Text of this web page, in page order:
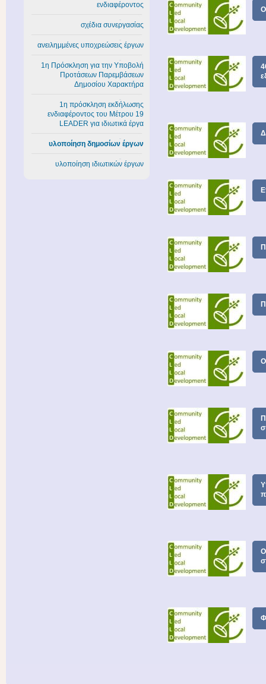
ενδιαφέροντος
σχέδια συνεργασίας
ανειλημμένες υποχρεώσεις έργων
1η Πρόσκληση για την Υποβολή
Προτάσεων Παρεμβάσεων
Δημοσίου Χαρακτήρα
1η πρόσκληση εκδήλωσης
ενδιαφέροντος του Μέτρου 19
LEADER για ιδιωτικά έργα
υλοποίηση δημοσίων έργων
υλοποίηση ιδιωτικών έργων